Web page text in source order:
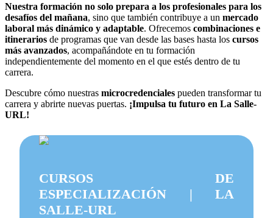
Nuestra formación no solo prepara a los profesionales para los
desafíos del mañana, sino que también contribuye a un mercado
laboral más dinámico y adaptable. Ofrecemos combinaciones e
itinerarios de programas que van desde las bases hasta los cursos
más avanzados, acompañándote en tu formación
independientemente del momento en el que estés dentro de tu
carrera.
Descubre cómo nuestras microcredenciales pueden transformar tu
carrera y abrirte nuevas puertas. ¡Impulsa tu futuro en La Salle-
URL!
CURSOS DE
ESPECIALIZACIÓN | LA
SALLE-URL